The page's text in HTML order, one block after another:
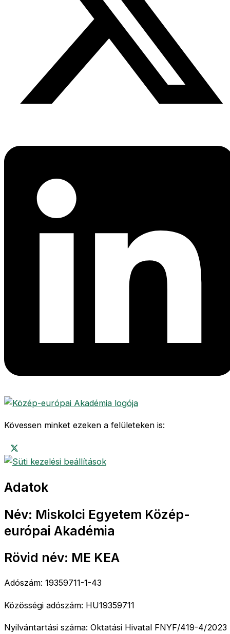
Kövessen minket ezeken a felületeken is:
Adatok
Név: Miskolci Egyetem Közép-
európai Akadémia
Rövid név: ME KEA
Adószám: 19359711-1-43
Közösségi adószám: HU19359711
Nyilvántartási száma: Oktatási Hivatal FNYF/419-4/2023